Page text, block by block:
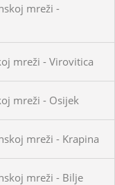
mreži -
mreži - Virovitica
mreži - Osijek
mreži - Krapina
mreži - Bilje